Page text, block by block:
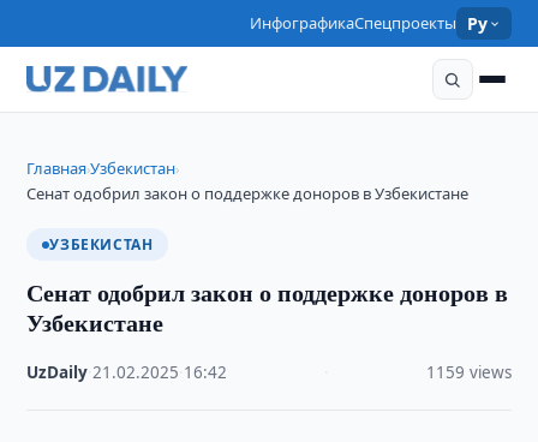
ИнфографикаСпецпроекты Ру
Главная›Узбекистан›
Сенат одобрил закон о поддержке доноров в Узбекистане
УЗБЕКИСТАН
Сенат одобрил закон о поддержке доноров в
Узбекистане
UzDaily ·21.02.2025 16:42 1159 views